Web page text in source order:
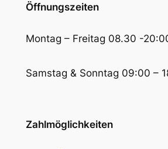
Öffnungszeiten
Montag – Freitag 08.30 -
Samstag & Sonntag 09:00 –
Zahlmöglichkeiten